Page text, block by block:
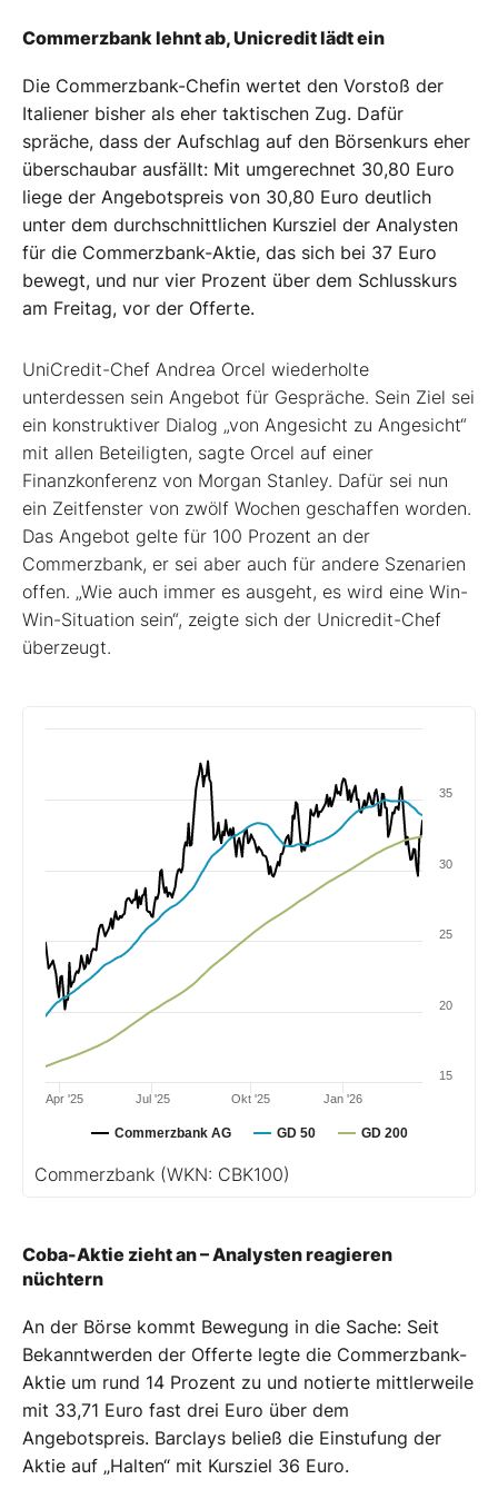
Commerzbank lehnt ab, Unicredit lädt ein
Die Commerzbank-Chefin wertet den Vorstoß der
Italiener bisher als eher taktischen Zug. Dafür
spräche, dass der Aufschlag auf den Börsenkurs eher
überschaubar ausfällt: Mit umgerechnet 30,80 Euro
liege der Angebotspreis von 30,80 Euro deutlich
unter dem durchschnittlichen Kursziel der Analysten
für die Commerzbank-Aktie, das sich bei 37 Euro
bewegt, und nur vier Prozent über dem Schlusskurs
am Freitag, vor der Offerte.
UniCredit-Chef Andrea Orcel wiederholte
unterdessen sein Angebot für Gespräche. Sein Ziel sei
ein konstruktiver Dialog „von Angesicht zu Angesicht“
mit allen Beteiligten, sagte Orcel auf einer
Finanzkonferenz von Morgan Stanley. Dafür sei nun
ein Zeitfenster von zwölf Wochen geschaffen worden.
Das Angebot gelte für 100 Prozent an der
Commerzbank, er sei aber auch für andere Szenarien
offen. „Wie auch immer es ausgeht, es wird eine Win-
Win-Situation sein“, zeigte sich der Unicredit-Chef
überzeugt.
Commerzbank AG GD 50 GD 200
Jul '25 Jan '26
Apr '25 Okt '25
15
20
25
30
35
Commerzbank (WKN: CBK100)
Coba-Aktie zieht an – Analysten reagieren
nüchtern
An der Börse kommt Bewegung in die Sache: Seit
Bekanntwerden der Offerte legte die Commerzbank-
Aktie um rund 14 Prozent zu und notierte mittlerweile
mit 33,71 Euro fast drei Euro über dem
Angebotspreis. Barclays beließ die Einstufung der
Aktie auf „Halten“ mit Kursziel 36 Euro.